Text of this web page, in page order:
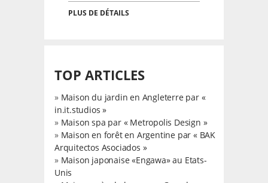
PLUS DE DÉTAILS
TOP ARTICLES
» Maison du jardin en Angleterre par «
in.it.studios »
» Maison spa par « Metropolis Design »
» Maison en forêt en Argentine par « BAK
Arquitectos Asociados »
» Maison japonaise «Engawa» au Etats-
Unis